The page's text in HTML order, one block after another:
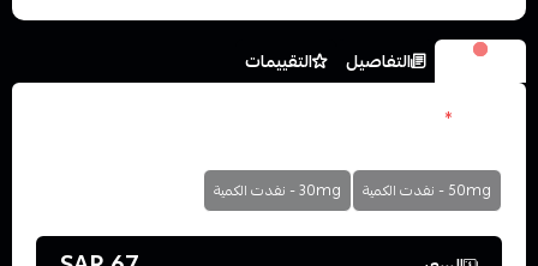
الخيارات التفاصيل
التقييمات
*
50mg - نفدت الكمية 30mg - نفدت الكمية